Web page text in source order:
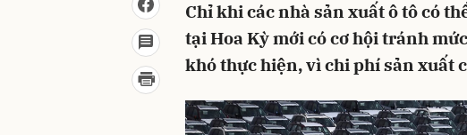
Chỉ khi các nhà sản xuất ô tô có
tại Hoa Kỳ mới có cơ hội tránh
khó thực hiện, vì chi phí sản xuất